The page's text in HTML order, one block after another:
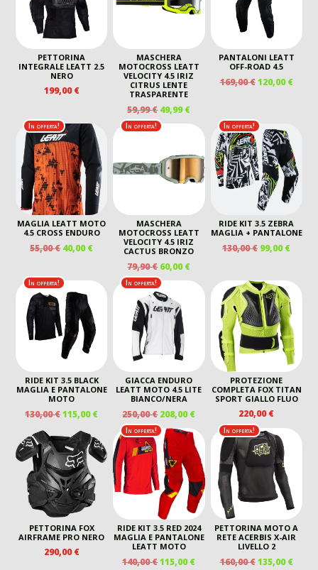
PETTORINA
INTEGRALE LEATT 2.5
NERO
199,00€
MASCHERA
MOTOCROSS LEATT
VELOCITY 4.5 IRIZ
CITRUS LENTE
TRASPARENTE
59,99€ IL
PREZZO
ORIGINALE
59,99 €.
49,99€IL
PREZZO
ATTUALE
49,99 €.
PANTALONI LEATT
OFF-ROAD 4.5
169,00€ IL
ERA:
169,00 €.
120,00€IL
In offerta!
MAGLIA LEATT MOTO
4.5 CROSS ENDURO
55,00€ IL
ERA:
55,00 €.
40,00€IL
ATTUALE
È:
40,00 €.
In offerta!
MASCHERA
MOTOCROSS LEATT
VELOCITY 4.5 IRIZ
CACTUS BRONZO
79,90€ IL
PREZZO
ORIGINALE
ERA:
79,90 €.
60,00€IL
ATTUALE
60,00 €.
In offerta!
RIDE KIT 3.5 ZEBRA
MAGLIA + PANTALONE
130,00€ IL
ERA:
130,00 €.
99,00€IL
È:
99,00
In offerta!
RIDE KIT 3.5 BLACK
MAGLIA E PANTALONE
MOTO
130,00€IL
ORIGINALE
ERA:
130,00 €.
115,00€IL
PREZZO
ATTUALE
È:
115,00 €.
In offerta!
GIACCA ENDURO
LEATT MOTO 4.5 LITE
BIANCO/NERA
250,00€ IL
PREZZO
ORIGINALE
ERA:
250,00 €.
208,00€IL
PREZZO
ATTUALE
È:
208,00 €.
PROTEZIONE
COMPLETA FOX TITAN
SPORT GIALLO FLUO
220,00€
PETTORINA FOX
AIRFRAME PRO NERO
290,00€
In offerta!
RIDE KIT 3.5 RED 2024
MAGLIA E PANTALONE
LEATT MOTO
140,00€IL
115,00€IL
In offerta!
PETTORINA MOTO A
RETE ACERBIS X-AIR
LIVELLO 2
160,00€ IL
135,00€IL